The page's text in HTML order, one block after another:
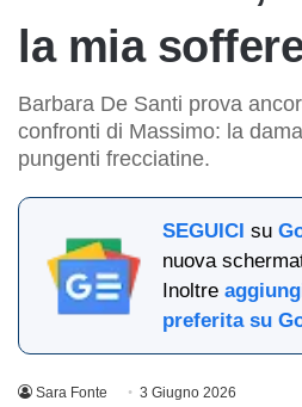
la mia
Barbara De Santi prova
confronti di Massimo: la
pungenti frecciatine.
SEGUICI su
nuova
Inoltre
preferita su
Sara Fonte 3 Giugno 2026